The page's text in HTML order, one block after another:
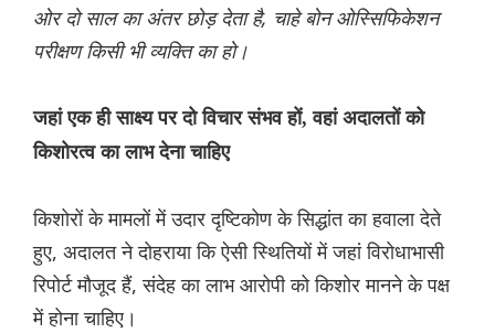
ओर दो साल का अंतर छोड़ देता है, चाहे बोन ओस्सिफिकेशन
परीक्षण किसी भी व्यक्ति का हो।
जहां एक ही साक्ष्य पर दो विचार संभव हों, वहां अदालतों को
किशोरत्व का लाभ देना चाहिए
किशोरों के मामलों में उदार दृष्टिकोण के सिद्धांत का हवाला देते
हुए, अदालत ने दोहराया कि ऐसी स्थितियों में जहां विरोधाभासी
रिपोर्ट मौजूद हैं, संदेह का लाभ आरोपी को किशोर मानने के पक्ष
में होना चाहिए।